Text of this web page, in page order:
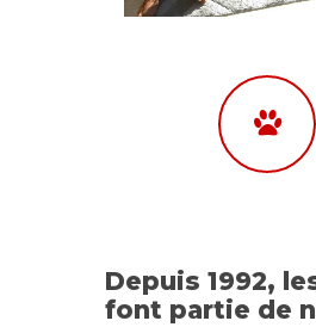
Depuis 1992,
font partie de